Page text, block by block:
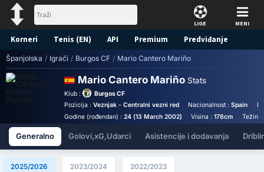
LIGE MENI
Korneri Tenis (EN) API Premium Predviđanje
Španjolska / Igrači / Burgos CF / Mario Cantero Mariño
Mario Cantero Mariño Stats
Klub :
Burgos CF
Pozicija : Veznjak - Centralni vezni red Nacionalnost :Spain
Godine (rođendan) : 24 (13 March 2002) Visina :178cm
Generalno Golovi,xG,Udarci Asistencije i dodavanja
2025/2026 2023/2024 2022/2023